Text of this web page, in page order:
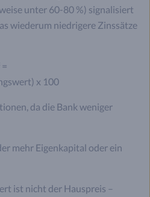
unter 60-80 %) signalisiert
wiederum niedrigere Zinssätze
x 100
da die Bank weniger
mehr Eigenkapital oder ein
ist nicht der Hauspreis –